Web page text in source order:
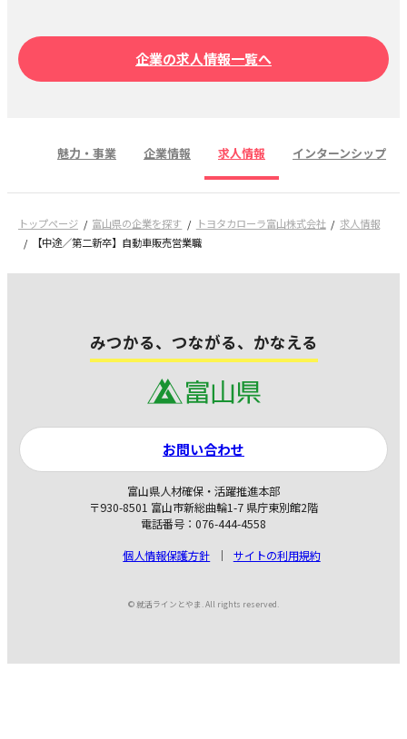
企業の求人情報一覧へ
魅力・事業 企業情報 求人情報 インターンシップ
トップページ 富山県の企業を探す トヨタカローラ富山株式会社
求人情報
【中途／第二新卒】自動車販売営業職
みつかる、つながる、かなえる
富山県人材確保・活躍推進本部
〒930-8501 富山市新総曲輪1-7 県庁東別館2階
電話番号：076-444-4558
個人情報保護方針
サイトの利用規約
お問い合わせ
© 就活ラインとやま. All rights reserved.